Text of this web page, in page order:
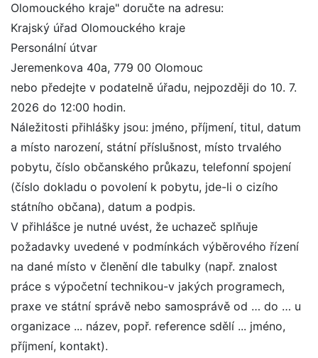
Olomouckého kraje" doručte na adresu:
Krajský úřad Olomouckého kraje
Personální útvar
Jeremenkova 40a, 779 00 Olomouc
nebo předejte v podatelně úřadu, nejpozději do 10. 7.
2026 do 12:00 hodin.
Náležitosti přihlášky jsou: jméno, příjmení, titul, datum
a místo narození, státní příslušnost, místo trvalého
pobytu, číslo občanského průkazu, telefonní spojení
(číslo dokladu o povolení k pobytu, jde-li o cizího
státního občana), datum a podpis.
V přihlášce je nutné uvést, že uchazeč splňuje
požadavky uvedené v podmínkách výběrového řízení
na dané místo v členění dle tabulky (např. znalost
práce s výpočetní technikou-v jakých programech,
praxe ve státní správě nebo samosprávě od … do … u
organizace ... název, popř. reference sdělí ... jméno,
příjmení, kontakt).